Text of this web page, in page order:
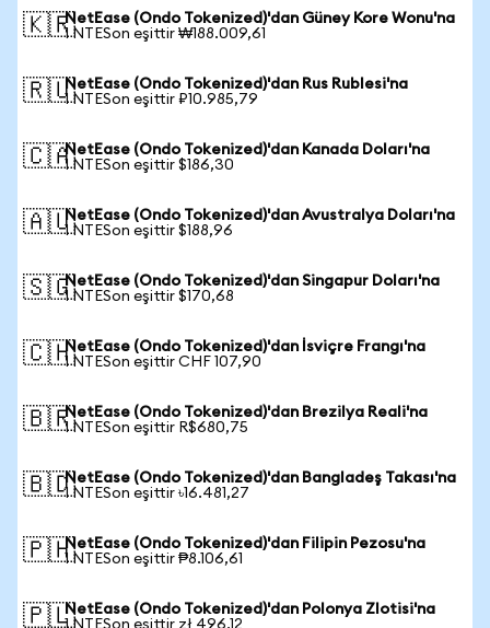
🇰🇷NetEase (Ondo Tokenized)'dan Güney Kore Wonu'na
1 NTESon eşittir ₩188.009,61
🇷🇺NetEase (Ondo Tokenized)'dan Rus Rublesi'na
1 NTESon eşittir ₽10.985,79
🇨🇦NetEase (Ondo Tokenized)'dan Kanada Doları'na
1 NTESon eşittir $186,30
🇦🇺NetEase (Ondo Tokenized)'dan Avustralya Doları'na
1 NTESon eşittir $188,96
🇸🇬NetEase (Ondo Tokenized)'dan Singapur Doları'na
1 NTESon eşittir $170,68
🇨🇭NetEase (Ondo Tokenized)'dan İsviçre Frangı'na
1 NTESon eşittir CHF 107,90
🇧🇷NetEase (Ondo Tokenized)'dan Brezilya Reali'na
1 NTESon eşittir R$680,75
🇧🇩NetEase (Ondo Tokenized)'dan Bangladeş Takası'na
1 NTESon eşittir ৳16.481,27
🇵🇭NetEase (Ondo Tokenized)'dan Filipin Pezosu'na
1 NTESon eşittir ₱8.106,61
🇵🇱NetEase (Ondo Tokenized)'dan Polonya Zlotisi'na
1 NTESon eşittir zł 496,12